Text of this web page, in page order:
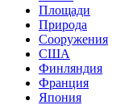
Площади
Природа
Сооружения
США
Финляндия
Франция
Япония